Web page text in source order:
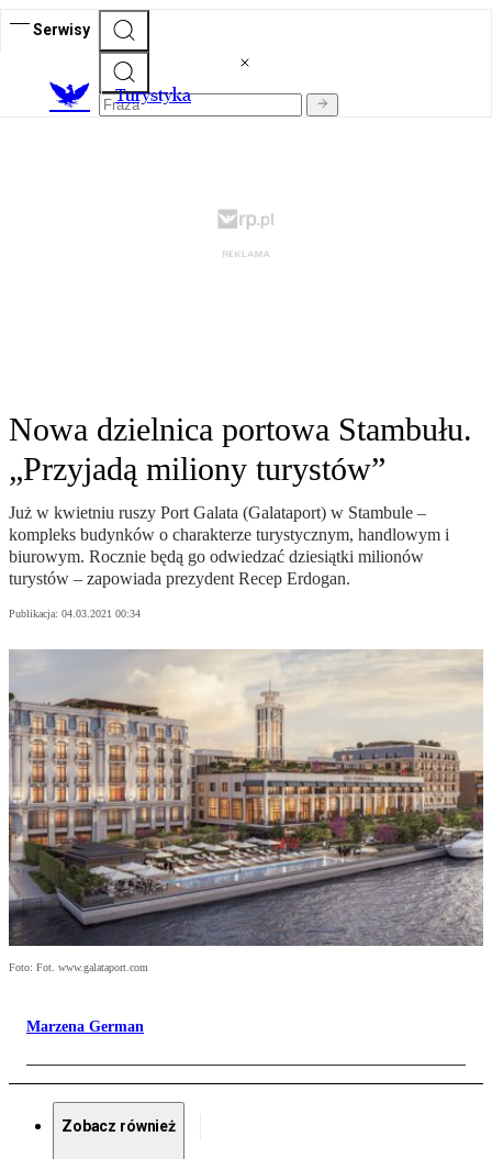
Serwisy
Turystyka
Nowa dzielnica portowa Stambułu.
„Przyjadą miliony turystów”
Już w kwietniu ruszy Port Galata (Galataport) w Stambule –
kompleks budynków o charakterze turystycznym, handlowym i
biurowym. Rocznie będą go odwiedzać dziesiątki milionów
turystów – zapowiada prezydent Recep Erdogan.
Publikacja: 04.03.2021 00:34
Foto: Fot. www.galataport.com
Marzena German
Zobacz również